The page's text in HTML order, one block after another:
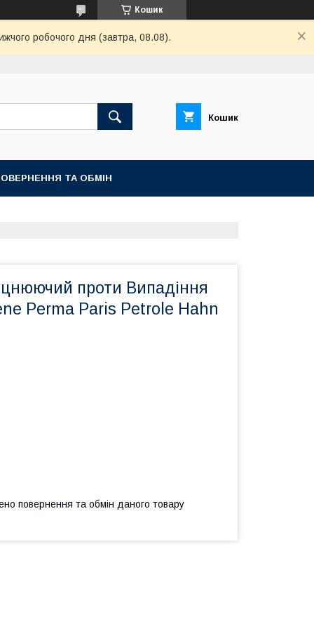
Кошик
робочого дня (завтра, 08.08).
Кошик
ТА ОБМІН
проти Випадіння
Рerma Paris Petrole Hahn
повернення та обмін даного товару